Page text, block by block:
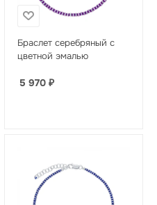
Браслет серебряный с
цветной эмалью
5 970₽